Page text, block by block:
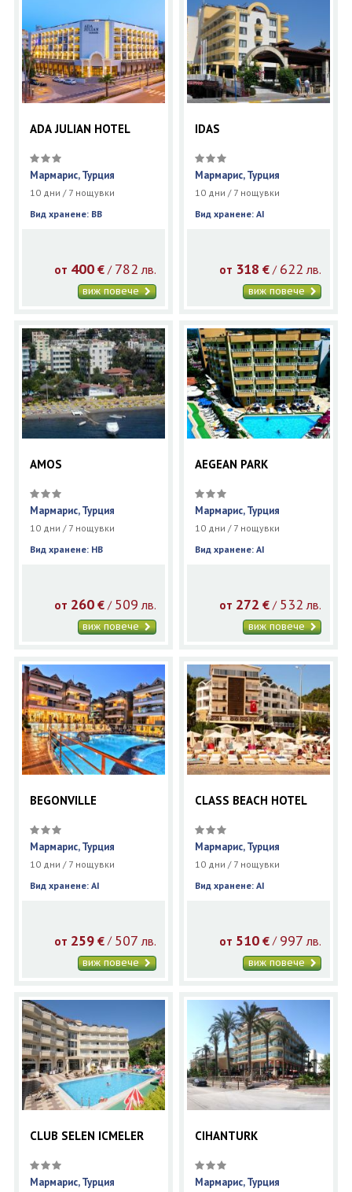
ADA JULIAN HOTEL
Мармарис, Турция
10 дни / 7 нощувки
Вид хранене: BB
от 400 €/ 782 лв.
виж повече
IDAS
Мармарис, Турция
10 дни / 7 нощувки
Вид хранене: AI
от 318 € / 622 лв.
виж повече
AMOS
Мармарис, Турция
10 дни / 7 нощувки
Вид хранене: HB
от 260 €/ 509 лв.
виж повече
AEGEAN PARK
Мармарис, Турция
10 дни / 7 нощувки
Вид хранене: AI
от 272 € / 532 лв.
виж повече
BEGONVILLE
Мармарис, Турция
10 дни / 7 нощувки
Вид хранене: AI
от 259 €/ 507 лв.
виж повече
CLASS BEACH HOTEL
Мармарис, Турция
10 дни / 7 нощувки
Вид хранене: AI
от 510 € / 997 лв.
виж повече
CLUB SELEN ICMELER
Мармарис, Турция
CIHANTURK
Мармарис, Турция